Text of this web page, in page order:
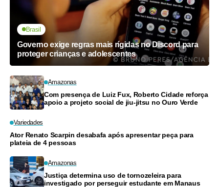
Brasil
Governo exige regras mais rígidas no Discord para
proteger crianças e adolescentes
Amazonas
Com presença de Luiz Fux, Roberto Cidade reforça
apoio a projeto social de jiu-jitsu no Ouro Verde
Variedades
Ator Renato Scarpin desabafa após apresentar peça para
plateia de 4 pessoas
Amazonas
Justiça determina uso de tornozeleira para
investigado por perseguir estudante em Manaus